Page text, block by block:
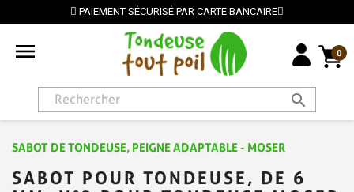
PAIEMENT SÉCURISÉ PAR CARTE BANCAIRE
 0
search
SABOT DE TONDEUSE, PEIGNE ADAPTABLE - MOSER
SABOT POUR TONDEUSE, DE 6